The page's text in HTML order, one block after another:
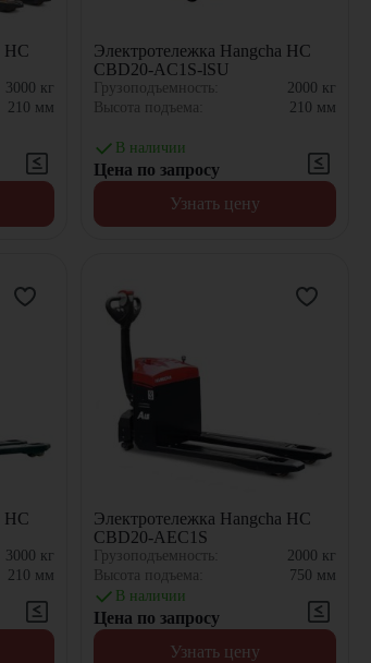
HC
3000 кг
210 мм
Электротележка Hangcha HC
CBD20-AC1S-lSU
Грузоподъемность: 2000 кг
Высота подъема:
210 мм
В наличии
Цена по запросу
Узнать цену
HC
3000 кг
210 мм
Электротележка Hangcha HC
CBD20-AEC1S
Грузоподъемность: 2000 кг
Высота подъема:
750 мм
В наличии
Цена по запросу
Узнать цену